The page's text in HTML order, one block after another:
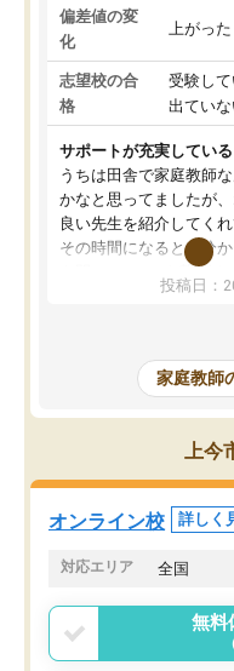
偏差値の変
化
上がった
志望校の合
格
受験し
出てい
サポートが充実している
うちは田舎で家庭教師
かなと思ってましたが
良い先生を紹介してく
その時間になると自分
を開いてzoomを繋げる
た！5科目なんでもOK
めて1年ほどだった今
科目が増えてきました
であるので無料の週末
がら頑張って欲しいと
投稿日：
家庭教師
上
オンライン校 詳しく
対応エリア 全国
無料